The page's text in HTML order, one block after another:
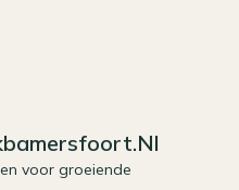
voor groeiende